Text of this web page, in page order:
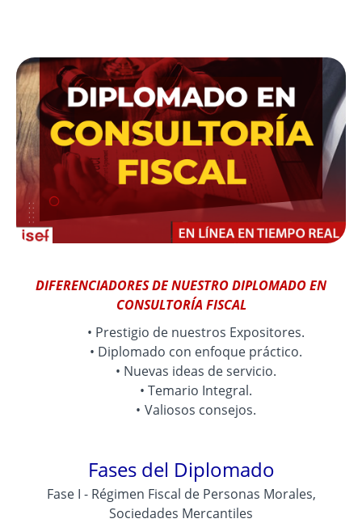
DIFERENCIADORES DE NUESTRO DIPLOMADO EN
CONSULTORÍA FISCAL
Prestigio de nuestros Expositores.
Diplomado con enfoque práctico.
Nuevas ideas de servicio.
Temario Integral.
Valiosos consejos.
Fases del Diplomado
Fase I - Régimen Fiscal de Personas Morales,
Sociedades Mercantiles